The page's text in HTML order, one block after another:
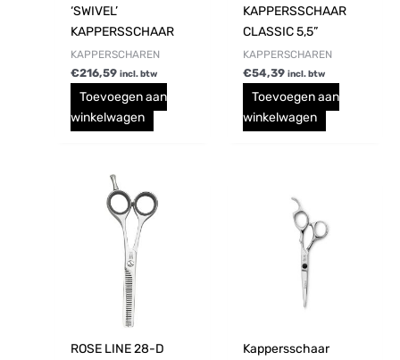
‘SWIVEL’
KAPPERSSCHAAR
KAPPERSCHAREN
€216,59 incl. btw
Toevoegen aan
winkelwagen
KAPPERSSCHAAR
CLASSIC 5,5”
KAPPERSCHAREN
€54,39 incl. btw
Toevoegen aan
winkelwagen
ROSE LINE 28-D
Kappersschaar